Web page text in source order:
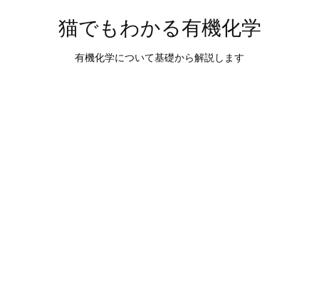
猫でもわかる有機化学
有機化学について基礎から解説します